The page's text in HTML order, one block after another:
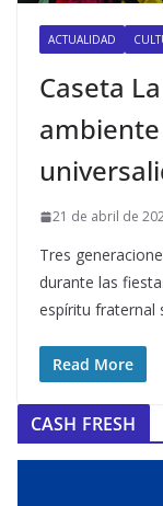
ACTUALIDAD
Caseta
21 de abril de
Tres
durante las
espíritu fraternal
Read More
CASH FRESH